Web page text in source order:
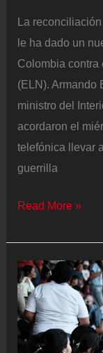
La
le ha dado un
Colombia
(ELN). Armando
ministro del
acordaron el
telefónica llevar
guerrilla
Gustavo
busca
sumar
a
Donald
Trump
Read More »